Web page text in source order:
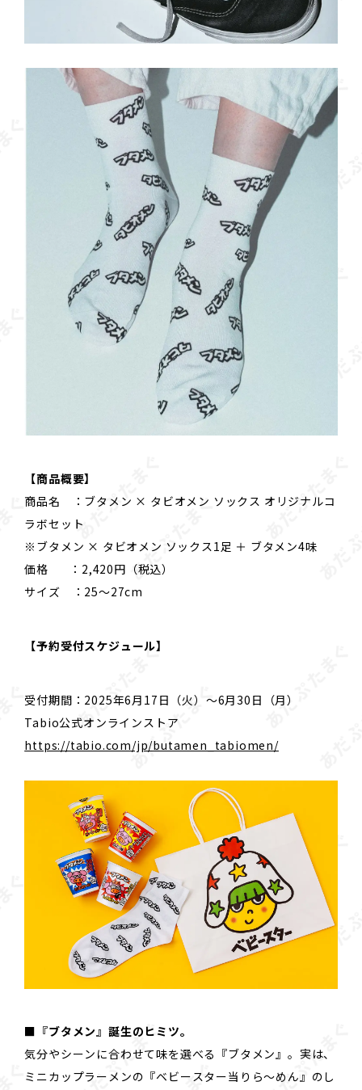
【商品概要】
商品名 ：ブタメン × タビオメン ソックス オリジナルコ
ラボセット
※ブタメン × タビオメン ソックス1足 ＋ ブタメン4味
価格 ：2,420円（税込）
サイズ ：25～27cm
【予約受付スケジュール】
受付期間：2025年6月17日（火）～6月30日（月）
Tabio公式オンラインストア
https://tabio.com/jp/butamen_tabiomen/
■『ブタメン』誕生のヒミツ。
気分やシーンに合わせて味を選べる『ブタメン』。実は、
ミニカップラーメンの『ベビースター当りら～めん』のし